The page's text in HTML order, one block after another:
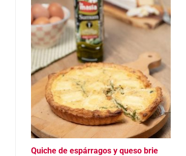
Quiche de espárragos y queso brie